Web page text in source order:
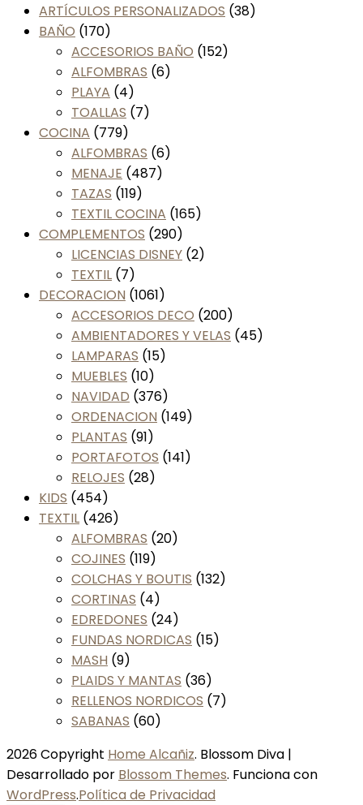
ARTÍCULOS PERSONALIZADOS (38)
BAÑO (170)
ACCESORIOS BAÑO (152)
ALFOMBRAS (6)
PLAYA (4)
TOALLAS (7)
COCINA (779)
ALFOMBRAS (6)
MENAJE (487)
TAZAS (119)
TEXTIL COCINA (165)
COMPLEMENTOS (290)
LICENCIAS DISNEY (2)
TEXTIL (7)
DECORACION (1061)
ACCESORIOS DECO (200)
AMBIENTADORES Y VELAS (45)
LAMPARAS (15)
MUEBLES (10)
NAVIDAD (376)
ORDENACION (149)
PLANTAS (91)
PORTAFOTOS (141)
RELOJES (28)
KIDS (454)
TEXTIL (426)
ALFOMBRAS (20)
COJINES (119)
COLCHAS Y BOUTIS (132)
CORTINAS (4)
EDREDONES (24)
FUNDAS NORDICAS (15)
MASH (9)
PLAIDS Y MANTAS (36)
RELLENOS NORDICOS (7)
SABANAS (60)
2026 Copyright Home Alcañiz. Blossom Diva |
Desarrollado por Blossom Themes. Funciona con
WordPress.Política de Privacidad